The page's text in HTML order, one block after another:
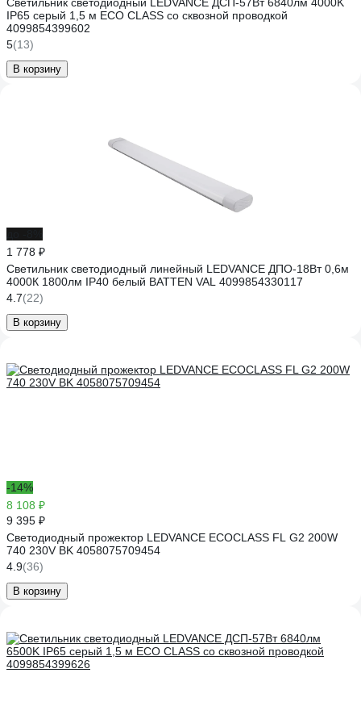
IP65 серый 1,5 м ECO CLASS со сквозной проводкой
4099854399602
5(13)
В корзину
1 778 ₽
Светильник светодиодный линейный LEDVANCE ДПО-18Вт 0,6м
4000К 1800лм IP40 белый BATTEN VAL 4099854330117
4.7(22)
В корзину
-14%
8 108 ₽
9 395 ₽
Светодиодный прожектор LEDVANCE ECOCLASS FL G2 200W
740 230V BK 4058075709454
4.9(36)
В корзину